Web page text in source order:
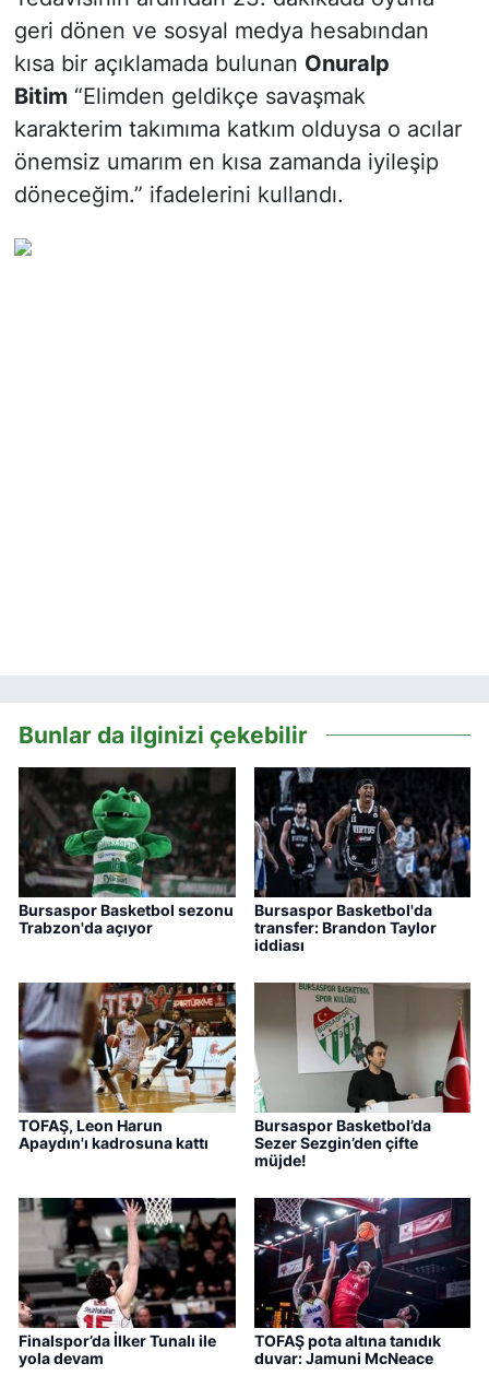
geri dönen ve sosyal medya hesabından
kısa bir açıklamada bulunan Onuralp
Bitim “Elimden geldikçe savaşmak
karakterim takımıma katkım olduysa o acılar
önemsiz umarım en kısa zamanda iyileşip
döneceğim.” ifadelerini kullandı.
Bunlar da ilginizi çekebilir
Bursaspor Basketbol sezonu
Trabzon'da açıyor
Bursaspor Basketbol'da
transfer: Brandon Taylor
iddiası
TOFAŞ, Leon Harun
Apaydın'ı kadrosuna kattı
Bursaspor Basketbol’da
Sezer Sezgin’den çifte
müjde!
Finalspor’da İlker Tunalı ile
yola devam
TOFAŞ pota altına tanıdık
duvar: Jamuni McNeace